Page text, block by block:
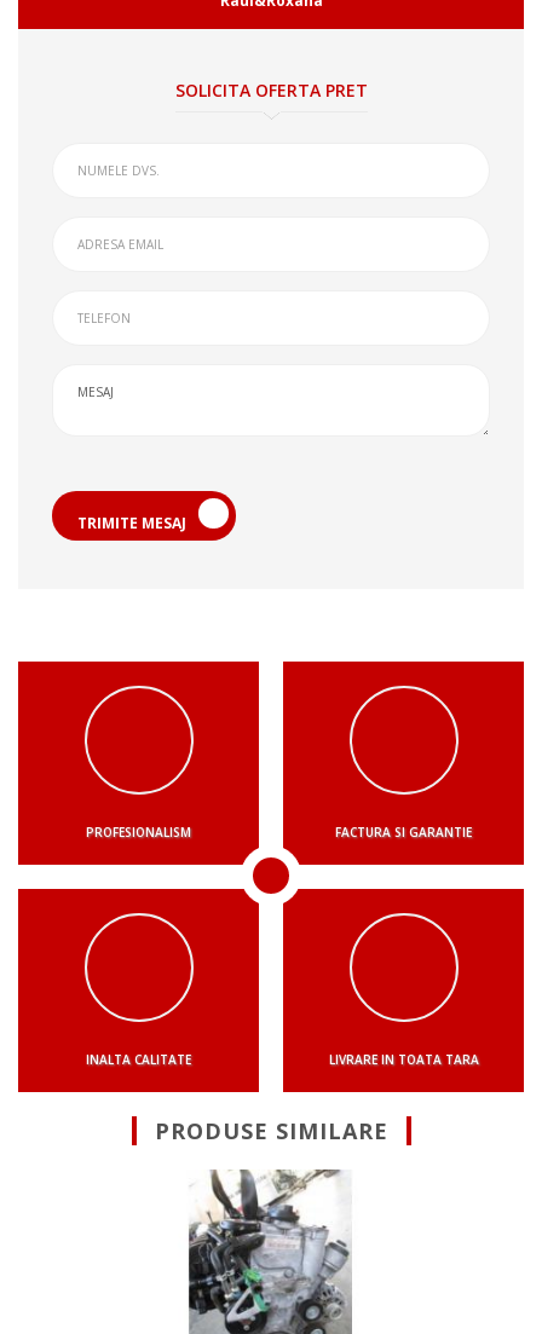
SOLICITA OFERTA PRET
TRIMITE MESAJ
PROFESIONALISM FACTURA SI GARANTIE
INALTA CALITATE LIVRARE IN TOATA TARA
PRODUSE SIMILARE